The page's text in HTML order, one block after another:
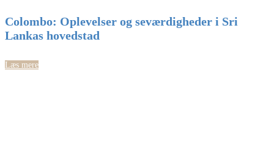
Colombo: Oplevelser og seværdigheder i Sri
Lankas hovedstad
Læs mere